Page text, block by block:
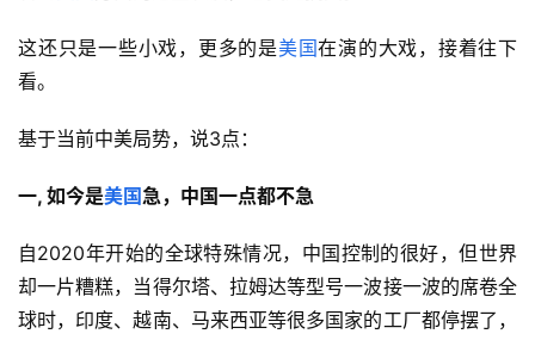
这还只是一些小戏，更多的是美国在演的大戏，接着往下
看。
基于当前中美局势，说3点：
一, 如今是美国 急，中国一点都不急
自2020年开始的全球特殊情况，中国控制的很好，但世界
却一片糟糕，当得尔塔、拉姆达等型号一波接一波的席卷全
球时，印度、越南、马来西亚等很多国家的工厂都停摆了，